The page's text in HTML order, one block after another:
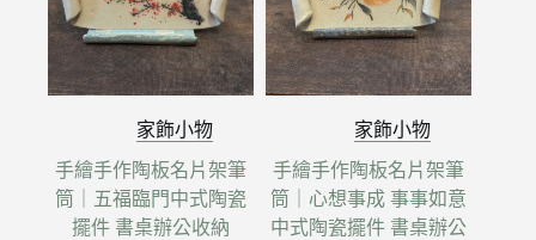
家飾小物
手繪手作陶板名片架筆
筒｜五福臨門中式陶瓷
擺件 書桌辦公收納
家飾小物
手繪手作陶板名片架筆
筒｜心想事成 事事如意
中式陶瓷擺件 書桌辦公